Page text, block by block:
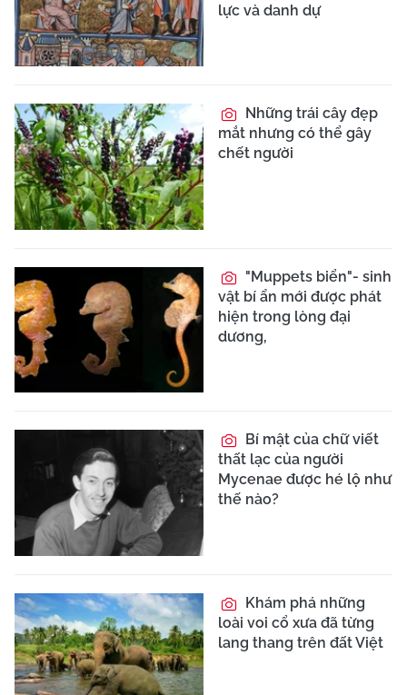
lực và danh dự
Những trái cây đẹp
mắt nhưng có thể gây
chết người
"Muppets biển"- sinh
vật bí ẩn mới được phát
hiện trong lòng đại
dương,
Bí mật của chữ viết
thất lạc của người
Mycenae được hé lộ như
thế nào?
Khám phá những
loài voi cổ xưa đã từng
lang thang trên đất Việt